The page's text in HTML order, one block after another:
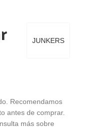
JUNKERS
Recomendamos
antes de comprar.
más sobre